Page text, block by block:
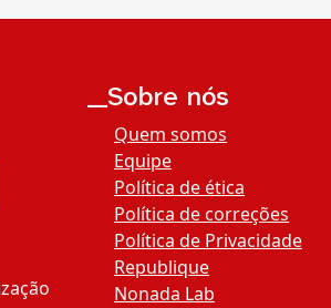
__Sobre nós
Quem somos
Equipe
Política de ética
Política de correções
Política de Privacidade
Republique
Nonada Lab